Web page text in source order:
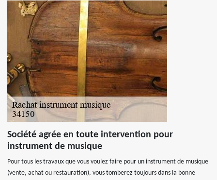
Société agrée en toute intervention pour
instrument de musique
Pour tous les travaux que vous voulez faire pour un instrument de musique
(vente, achat ou restauration), vous tomberez toujours dans la bonne